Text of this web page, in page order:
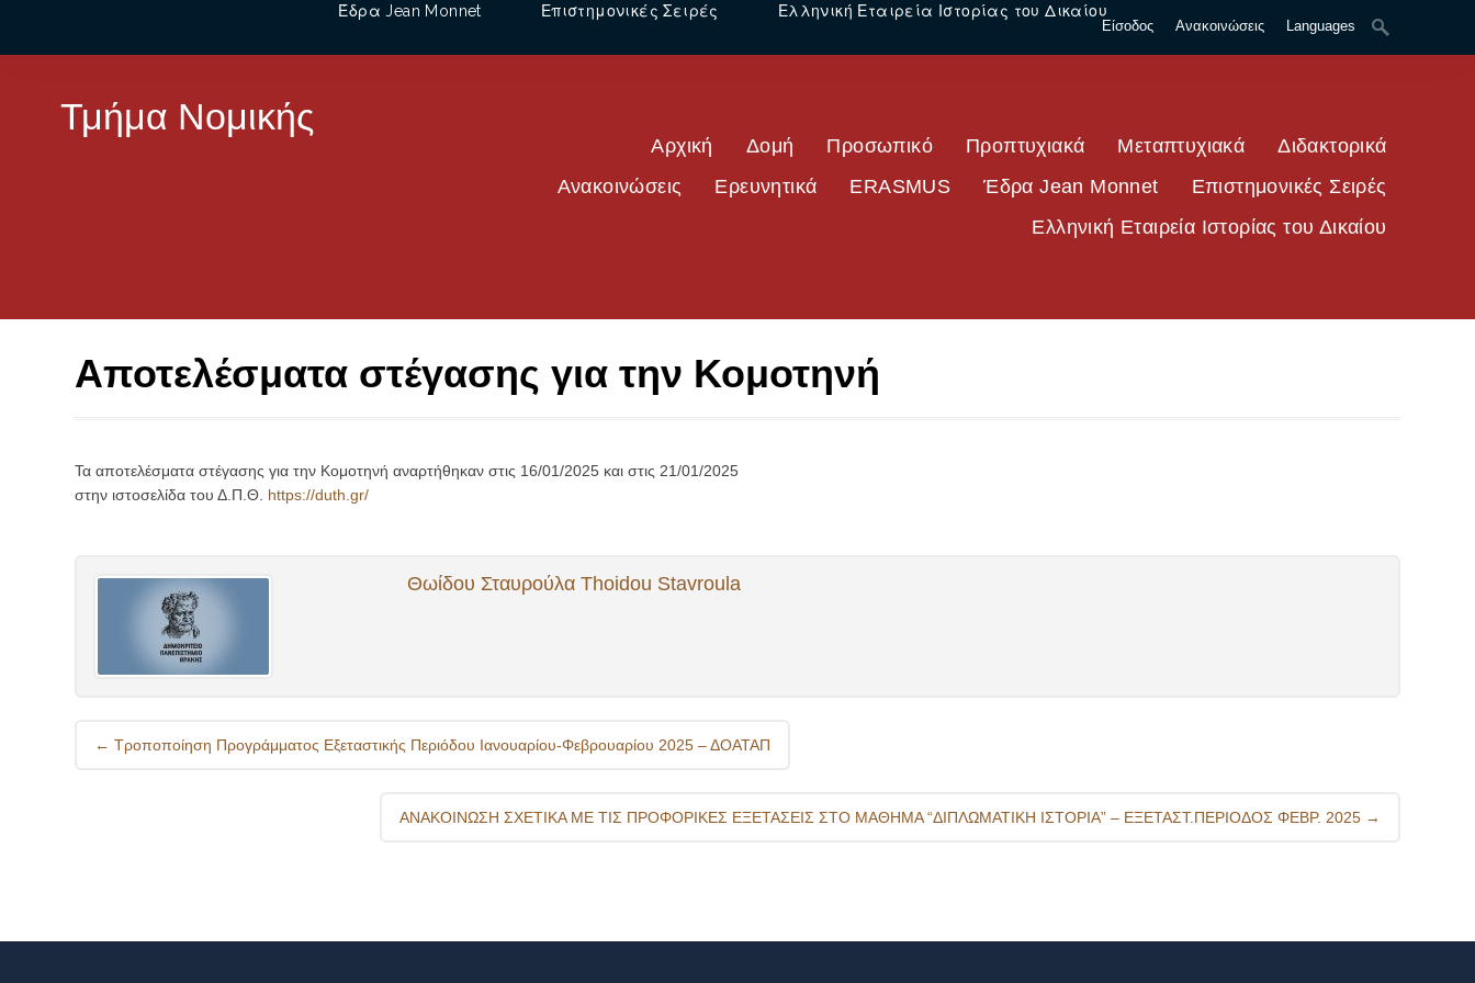
Είσοδος Ανακοινώσεις Languages
Τμήμα Νομικής
Αρχική Δομή Προσωπικό Προπτυχιακά Μεταπτυχιακά
Διδακτορικά
Ανακοινώσεις
Ερευνητικά ERASMUS Έδρα Jean Monnet
Επιστημονικές Σειρές
Ελληνική Εταιρεία Ιστορίας του Δικαίου
Έδρα Jean Monnet Επιστημονικές Σειρές Ελληνική Εταιρεία Ιστορίας του Δικαίου
Αποτελέσματα στέγασης για την Κομοτηνή
Τα αποτελέσματα στέγασης για την Κομοτηνή αναρτήθηκαν στις 16/01/2025 και στις 21/01/2025
στην ιστοσελίδα του Δ.Π.Θ. https://duth.gr/
Θωίδου Σταυρούλα Thoidou Stavroula
Post
navigation
← Τροποποίηση Προγράμματος Εξεταστικής Περιόδου Ιανουαρίου-Φεβρουαρίου 2025 – ΔΟΑΤΑΠ
ΑΝΑΚΟΙΝΩΣΗ ΣΧΕΤΙΚΑ ΜΕ ΤΙΣ ΠΡΟΦΟΡΙΚΕΣ ΕΞΕΤΑΣΕΙΣ ΣΤΟ ΜΑΘΗΜΑ “ΔΙΠΛΩΜΑΤΙΚΗ ΙΣΤΟΡΙΑ” – ΕΞΕΤΑΣΤ.ΠΕΡΙΟΔΟΣ ΦΕΒΡ. 2025 →